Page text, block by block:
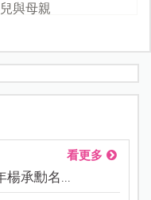
與母親
看更多
楊承勳名...